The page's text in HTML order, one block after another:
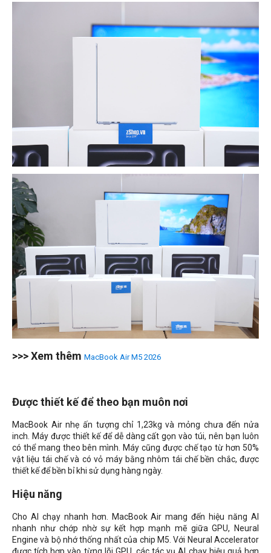
>>> Xem thêm MacBook Air M5 2026
Được thiết kế để theo bạn muôn nơi
MacBook Air nhẹ ấn tượng chỉ 1,23kg và mỏng chưa đến nửa
inch. Máy được thiết kế để dễ dàng cất gọn vào túi, nên bạn luôn
có thể mang theo bên mình. Máy cũng được chế tạo từ hơn 50%
vật liệu tái chế và có vỏ máy bằng nhôm tái chế bền chắc, được
thiết kế để bền bỉ khi sử dụng hàng ngày.
Hiệu năng
Cho AI chạy nhanh hơn. MacBook Air mang đến hiệu năng AI
nhanh như chớp nhờ sự kết hợp mạnh mẽ giữa GPU, Neural
Engine và bộ nhớ thống nhất của chip M5. Với Neural Accelerator